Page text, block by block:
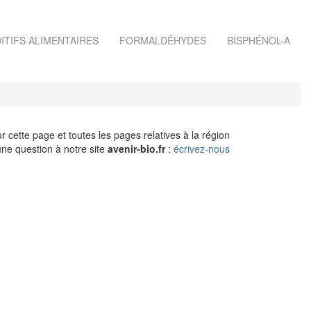
ALIMENTAIRES FORMALDÉHYDES BISPHÉNOL-A
cette page et toutes les pages relatives à la région
question à notre siteavenir-bio.fr: écrivez-nous